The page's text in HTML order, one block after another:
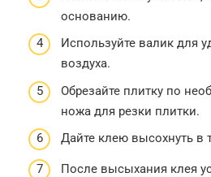
основанию.
Используйте валик для
воздуха.
Обрезайте плитку по
ножа для резки плитки.
Дайте клею высохнуть в
После высыхания клея